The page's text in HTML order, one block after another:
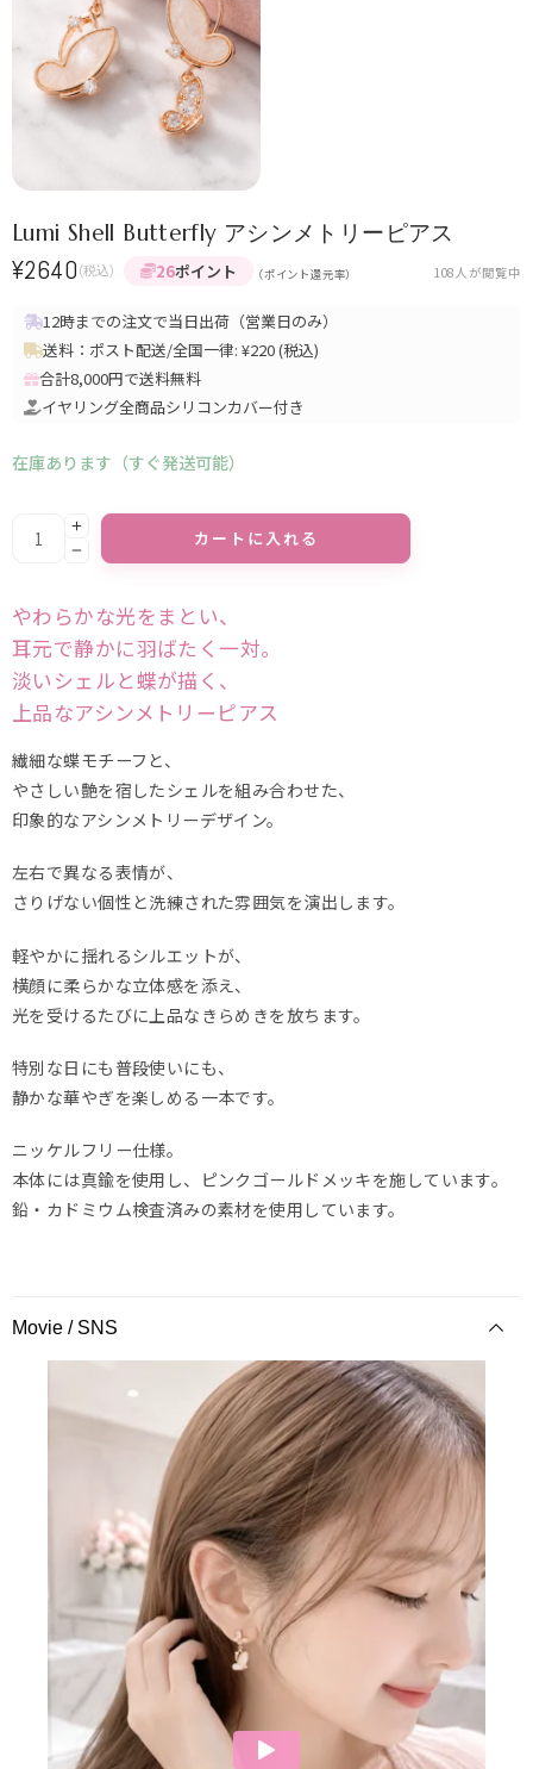
Lumi Shell Butterfly アシンメトリーピアス
¥2640 (税込) 26ポイント （ポイント還元率） 108人が閲覧中
12時までの注文で当日出荷（営業日のみ）
送料：ポスト配送/全国一律: ¥220 (税込)
合計8,000円で送料無料
イヤリング全商品シリコンカバー付き
在庫あります（すぐ発送可能）
カートに入れる
やわらかな光をまとい、
耳元で静かに羽ばたく一対。
淡いシェルと蝶が描く、
上品なアシンメトリーピアス
繊細な蝶モチーフと、
やさしい艶を宿したシェルを組み合わせた、
印象的なアシンメトリーデザイン。
左右で異なる表情が、
さりげない個性と洗練された雰囲気を演出します。
軽やかに揺れるシルエットが、
横顔に柔らかな立体感を添え、
光を受けるたびに上品なきらめきを放ちます。
特別な日にも普段使いにも、
静かな華やぎを楽しめる一本です。
ニッケルフリー仕様。
本体には真鍮を使用し、ピンクゴールドメッキを施しています。
鉛・カドミウム検査済みの素材を使用しています。
Movie / SNS